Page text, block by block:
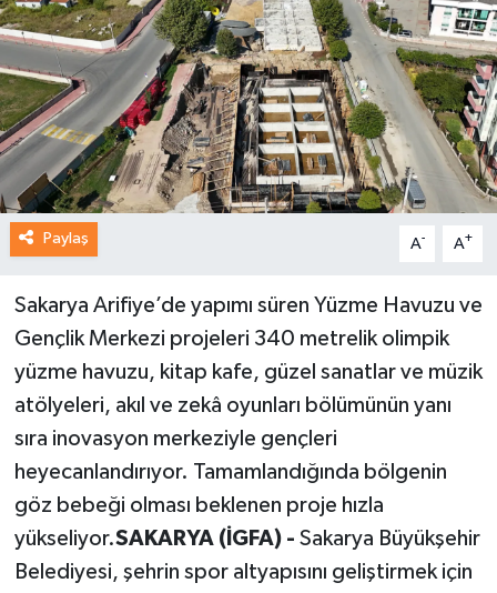
Paylaş A- A+
Sakarya Arifiye’de yapımı süren Yüzme Havuzu ve
Gençlik Merkezi projeleri 340 metrelik olimpik
yüzme havuzu, kitap kafe, güzel sanatlar ve müzik
atölyeleri, akıl ve zekâ oyunları bölümünün yanı
sıra inovasyon merkeziyle gençleri
heyecanlandırıyor. Tamamlandığında bölgenin
göz bebeği olması beklenen proje hızla
yükseliyor.SAKARYA (İGFA) - Sakarya Büyükşehir
Belediyesi, şehrin spor altyapısını geliştirmek için
SPOR